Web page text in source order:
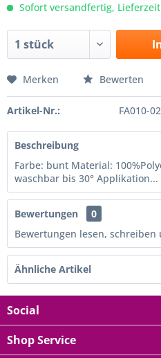
Sofort versandfertig,
Merken Bewerten
Artikel-Nr.: FA010-02
Beschreibung
Farbe: bunt Material:
waschbar bis 30° Applikation...
Bewertungen
0
Bewertungen lesen,
Ähnliche Artikel
Social
Shop Service